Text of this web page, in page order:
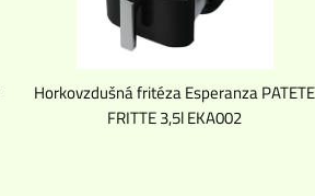
Horkovzdušná fritéza Esperanza PATETE
FRITTE 3,5l EKA002